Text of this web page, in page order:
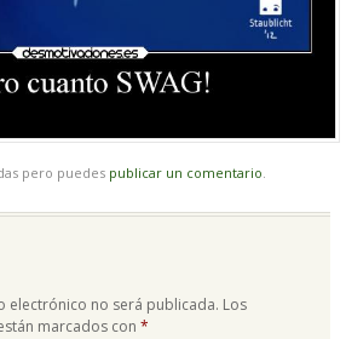
pero puedes publicar un comentario.
electrónico no será publicada. Los
marcados con *